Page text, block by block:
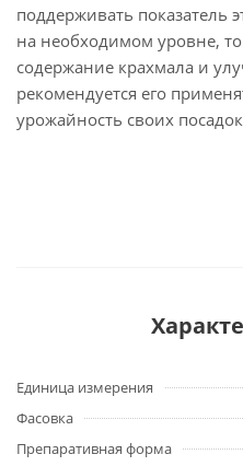
поддерживать показатель
на необходимом уровне,
содержание крахмала и
рекомендуется его
урожайность своих
Единица измерения
Фасовка
Препаративная форма